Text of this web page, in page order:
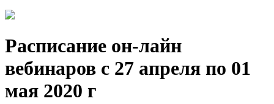
Расписание он-лайн
вебинаров с 27 апреля по 01
мая 2020 г